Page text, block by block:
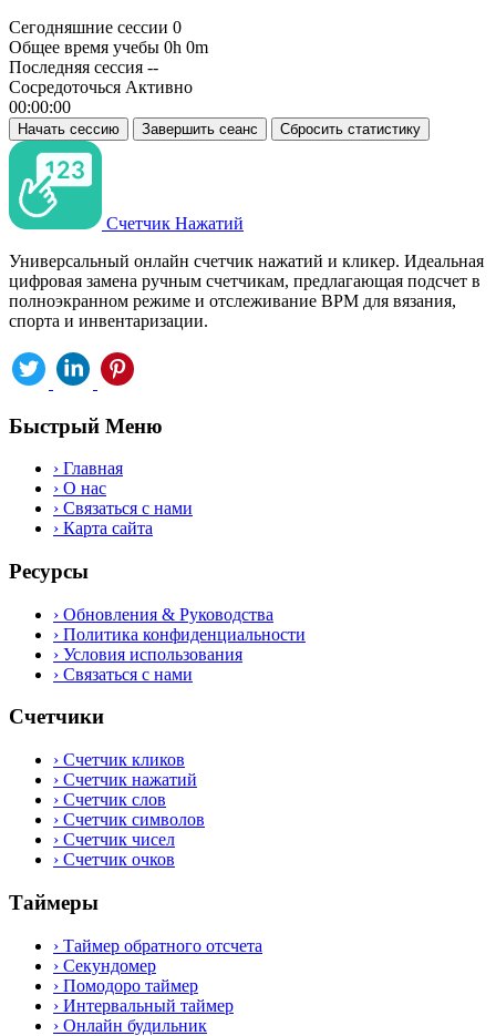
Сегодняшние сессии 0
Общее время учебы 0h 0m
Последняя сессия --
Сосредоточься Активно
00:00:00
Начать сессию Завершить сеанс Сбросить статистику
Счетчик Нажатий
Универсальный онлайн счетчик нажатий и кликер. Идеальная
цифровая замена ручным счетчикам, предлагающая подсчет в
полноэкранном режиме и отслеживание BPM для вязания,
спорта и инвентаризации.
Быстрый Меню
› Главная
› О нас
› Связаться с нами
› Карта сайта
Ресурсы
› Обновления & Руководства
› Политика конфиденциальности
› Условия использования
› Связаться с нами
Счетчики
› Счетчик кликов
› Счетчик нажатий
› Счетчик слов
› Счетчик символов
› Счетчик чисел
› Счетчик очков
Таймеры
› Таймер обратного отсчета
› Секундомер
› Помодоро таймер
› Интервальный таймер
› Онлайн будильник